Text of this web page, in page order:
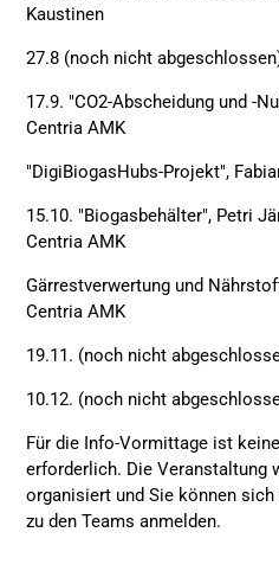
Kaustinen
27.8 (noch nicht
17.9. "CO2-Abscheidung und -
Centria AMK
"DigiBiogasHubs-Projekt",
15.10. "Biogasbehälter", Petri
Centria AMK
Gärrestverwertung und
Centria AMK
19.11. (noch nicht
10.12. (noch nicht
Für die Info-Vormittage ist
erforderlich. Die Veranstaltung
organisiert und Sie können
zu den Teams anmelden.